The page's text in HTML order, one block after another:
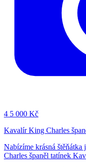
4 5 000 Kč
Kavalír King Charles
Nabízíme krásná
Charles španěl tatínek